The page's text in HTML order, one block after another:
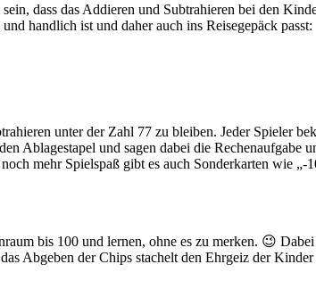
dass das Addieren und Subtrahieren bei den
handlich ist und daher auch ins Reisegepäck passt:
unter der Zahl 77 zu bleiben. Jeder Spieler
Ablagestapel und sagen dabei die
mehr Spielspaß gibt es auch Sonderkarten wie
bis 100 und lernen, ohne es zu merken. 😉
Abgeben der Chips stachelt den Ehrgeiz der